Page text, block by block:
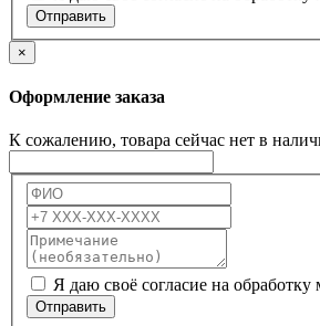
Отправить
×
Оформление заказа
К сожалению, товара сейчас нет в
Я даю своё согласие на
Отправить